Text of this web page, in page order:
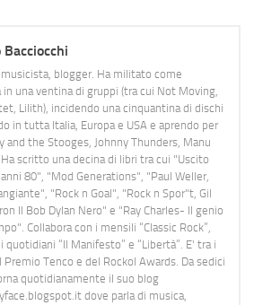
blogger. Ha militato come
una ventina di gruppi (tra cui Not Moving,
Lilith), incidendo una cinquantina di dischi
in tutta Italia, Europa e USA e aprendo per
and the Stooges, Johnny Thunders, Manu
Ha scritto una decina di libri tra cui "Uscito
80", "Mod Generations", "Paul Weller,
"Rock n Goal", "Rock n Spor"t, Gil
Il Bob Dylan Nero" e "Ray Charles- Il genio
Collabora con i mensili “Classic Rock”,
quotidiani “Il Manifesto” e “Libertà”. E' tra i
Tenco e del Rockol Awards. Da sedici
quotidianamente il suo blog
dove parla di musica,